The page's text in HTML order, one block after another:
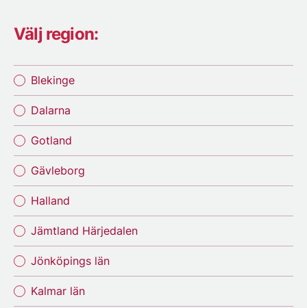
Välj region:
Blekinge
Dalarna
Gotland
Gävleborg
Halland
Jämtland Härjedalen
Jönköpings län
Kalmar län